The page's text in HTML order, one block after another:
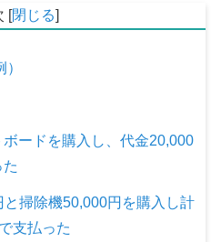
閉じる
ードを購入し、代金20,000
掃除機50,000円を購入し計
支払った